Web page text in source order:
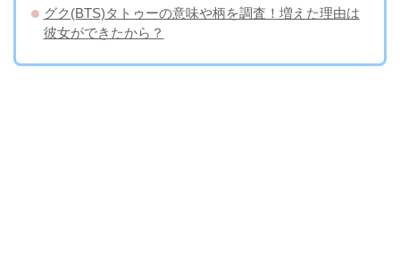
グク(BTS)タトゥーの意味や柄を調査！増えた理由は
彼女ができたから？